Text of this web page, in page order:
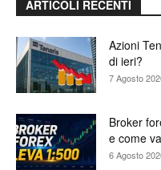
ARTICOLI RECENTI
Azioni
di ieri?
7 Agosto
Broker
e come
6 Agosto